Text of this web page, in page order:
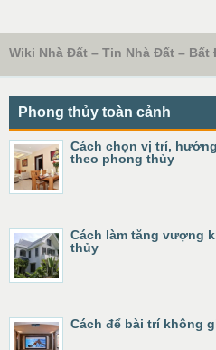
Wiki Nhà Đất – Tin Nhà Đất –
Phong thủy toàn cảnh
Cách chọn vị trí,
theo phong thủy
Cách làm tăng vượng
thủy
Cách để bài trí không